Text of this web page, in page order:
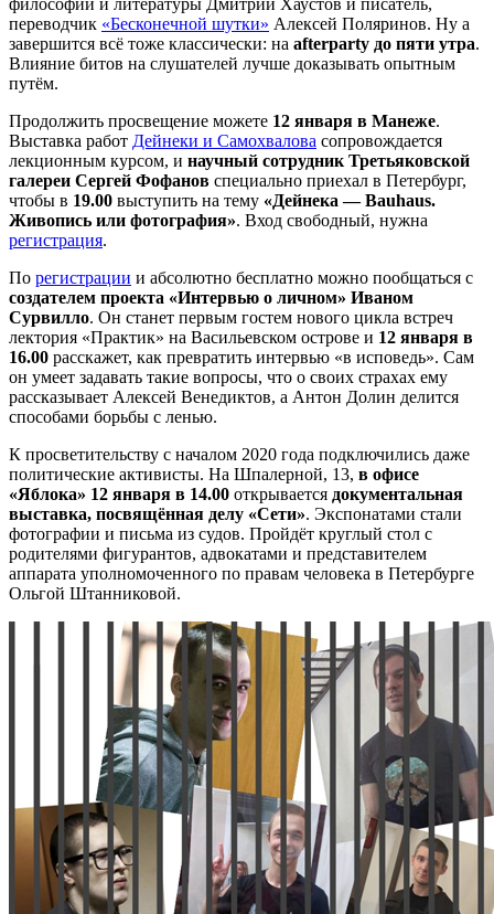
философии и литературы Дмитрий Хаустов и писатель,
переводчик «Бесконечной шутки» Алексей Поляринов. Ну а
завершится всё тоже классически: на afterparty до пяти утра.
Влияние битов на слушателей лучше доказывать опытным
путём.
Продолжить просвещение можете 12 января в Манеже.
Выставка работ Дейнеки и Самохвалова сопровождается
лекционным курсом, и научный сотрудник Третьяковской
галереи Сергей Фофанов специально приехал в Петербург,
чтобы в 19.00 выступить на тему «Дейнека — Bauhaus.
Живопись или фотография». Вход свободный, нужна
регистрация.
По регистрации и абсолютно бесплатно можно пообщаться с
создателем проекта «Интервью о личном» Иваном
Сурвилло. Он станет первым гостем нового цикла встреч
лектория «Практик» на Васильевском острове и 12 января в
16.00 расскажет, как превратить интервью «в исповедь». Сам
он умеет задавать такие вопросы, что о своих страхах ему
рассказывает Алексей Венедиктов, а Антон Долин делится
способами борьбы с ленью.
К просветительству с началом 2020 года подключились даже
политические активисты. На Шпалерной, 13, в офисе
«Яблока» 12 января в 14.00 открывается документальная
выставка, посвящённая делу «Сети». Экспонатами стали
фотографии и письма из судов. Пройдёт круглый стол с
родителями фигурантов, адвокатами и представителем
аппарата уполномоченного по правам человека в Петербурге
Ольгой Штанниковой.